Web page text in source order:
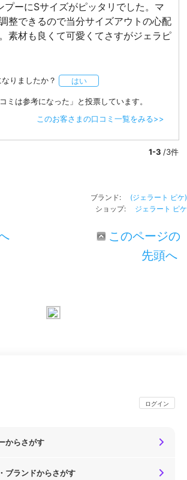
プーにSサイズがピッタリでした。マ
整できるので当分サイズアウトの心配
素材も良くて可愛くてさすがジェラピ
りましたか？ はい
ミは参考になった」と投票しています。
このお客さまの口コミ一覧をみる>>
1-3/3件
ブランド: (ジェラート ピケ)
ショップ: ジェラート ピケ
このページの
先頭へ
ログイン
からさがす
ブランドからさがす